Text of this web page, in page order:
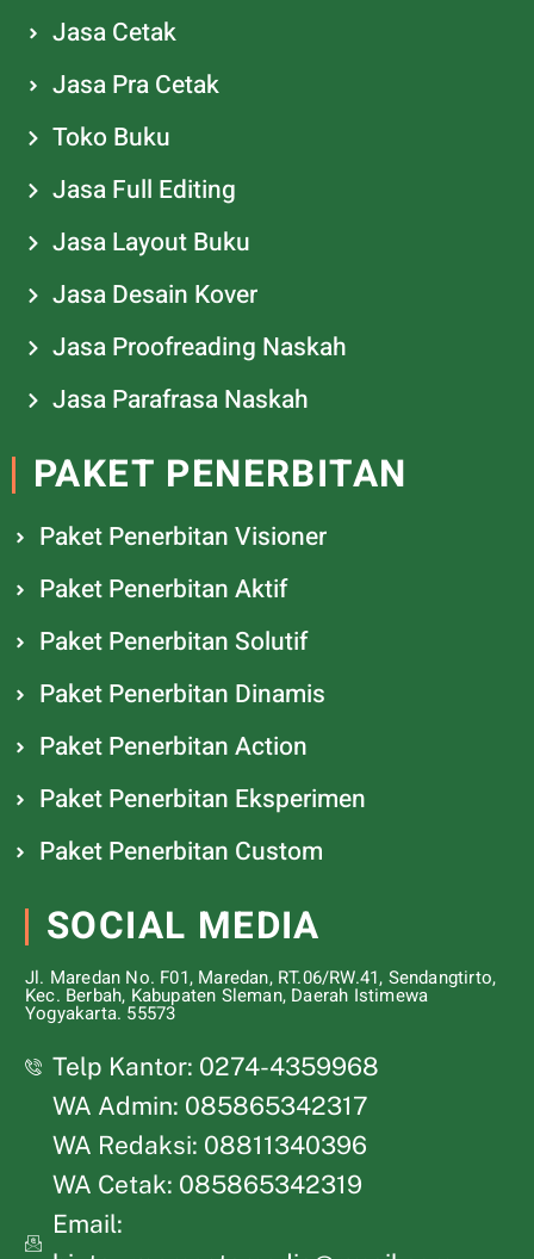
Jasa Cetak
Jasa Pra Cetak
Toko Buku
Jasa Full Editing
Jasa Layout Buku
Jasa Desain Kover
Jasa Proofreading Naskah
Jasa Parafrasa Naskah
PAKET PENERBITAN
Paket Penerbitan Visioner
Paket Penerbitan Aktif
Paket Penerbitan Solutif
Paket Penerbitan Dinamis
Paket Penerbitan Action
Paket Penerbitan Eksperimen
Paket Penerbitan Custom
SOCIAL MEDIA
Jl. Maredan No. F01, Maredan, RT.06/RW.41, Sendangtirto,
Kec. Berbah, Kabupaten Sleman, Daerah Istimewa
Yogyakarta. 55573
Telp Kantor: 0274-4359968
WA Admin: 085865342317
WA Redaksi: 08811340396
WA Cetak: 085865342319
Email: